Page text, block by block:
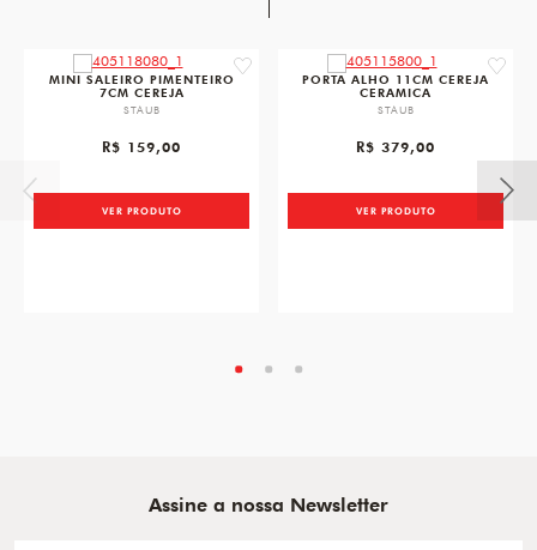
favorite
MINI SALEIRO PIMENTEIRO
7CM CEREJA
STAUB
R$ 159,00
VER PRODUTO
PORTA ALHO 11CM CEREJA
CERAMICA
STAUB
R$ 379,00
VER PRODUTO
Assine a nossa Newsletter